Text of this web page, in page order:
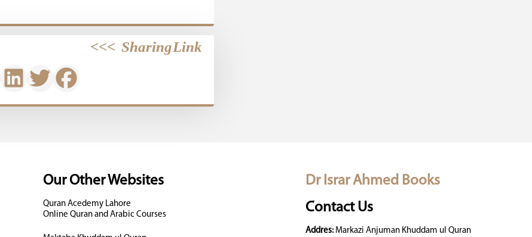
Sharing Link
>>>
Dr Israr Ahmed Books
Contact Us
Addres:Markazi Anjuman Khuddam ul Quran
Our Other Websites
Quran Acedemy Lahore
Online Quran and Arabic Courses